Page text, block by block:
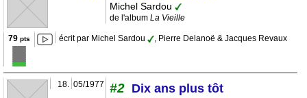
Michel Sardou
de l'album La Vieille
79 pts écrit par Michel Sardou , Pierre Delanoë & Jacques Revaux
18. 05/1977 #2 Dix ans plus tôt